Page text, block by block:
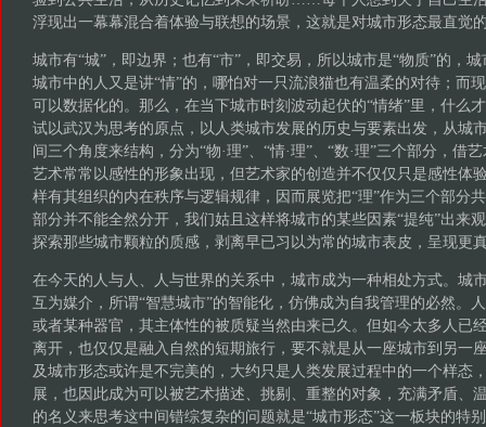
浮现出一幕幕混合着体验与联想的场景，这就是对城市形态最直觉
城市有“城”，即边界；也有“市”，即交易，所以城市是“物质”的，
城市中的人又是讲“情”的，哪怕对一只流浪猫也有温柔的对待；而
可以数据化的。那么，在当下城市时刻波动起伏的“情绪”里，什么
试以武汉为思考的原点，以人类城市发展的历史与要素出发，从城
间三个角度来结构，分为“物·理”、“情·理”、“数·理”三个部分，借
艺术常常以感性的形象出现，但艺术家的创造并不仅仅只是感性体
样有其组织的内在秩序与逻辑规律，因而展览把“理”作为三个部分
部分并不能全然分开，我们姑且这样将城市的某些因素“提纯”出来
探索那些城市颗粒的质感，剥离早已习以为常的城市表皮，呈现更
在今天的人与人、人与世界的关系中，城市成为一种相处方式。城
互为媒介，所谓“智慧城市”的智能化，仿佛成为自我管理的必然。
或者某种器官，其主体性的被质疑当然由来已久。但如今太多人已
离开，也仅仅是融入自然的短期旅行，要不就是从一座城市到另一
及城市形态或许是不完美的，大约只是人类发展过程中的一个样态
展，也因此成为可以被艺术描述、挑剔、重整的对象，充满矛盾、
的名义来思考这中间错综复杂的问题就是“城市形态”这一板块的特